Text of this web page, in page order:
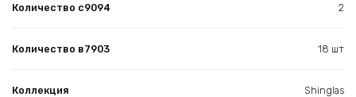
Количество с9094 2
Количество в7903 18 шт
Коллекция Shinglas